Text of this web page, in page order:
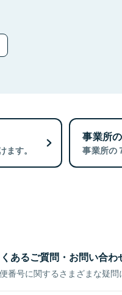
す。
事業所
事業所の
あるご質問・お問い合わ
番号に関するさまざまな疑問